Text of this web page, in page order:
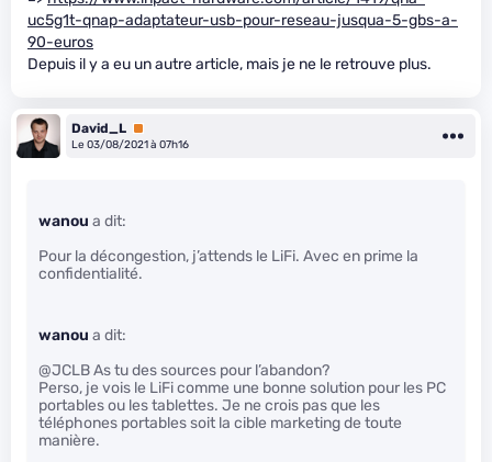
uc5g1t-qnap-adaptateur-usb-pour-reseau-jusqua-5-gbs-a-
90-euros
Depuis il y a eu un autre article, mais je ne le retrouve plus.
David_L Premium
Le 03/08/2021 à 07h16
wanou a dit:
Pour la décongestion, j’attends le LiFi. Avec en prime la
confidentialité.
wanou a dit:
@JCLB As tu des sources pour l’abandon?
Perso, je vois le LiFi comme une bonne solution pour les PC
portables ou les tablettes. Je ne crois pas que les
téléphones portables soit la cible marketing de toute
manière.